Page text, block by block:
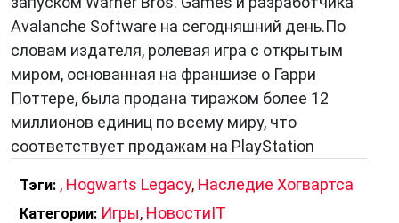
Avalanche Software на сегодняшний день.По
словам издателя, ролевая игра с открытым
миром, основанная на франшизе о Гарри
Поттере, была продана тиражом более 12
миллионов единиц по всему миру, что
соответствует продажам на PlayStation
Тэги: , Hogwarts Legacy, Наследие Хогвартса
Категории: Игры, НовостиIT